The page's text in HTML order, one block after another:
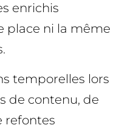
enrichis
place ni la même
temporelles lors
de contenu, de
refontes